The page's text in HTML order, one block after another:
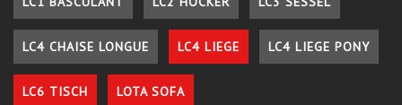
LC4 CHAISE LONGUE LC4 LIEGE LC4 LIEGE PONY
LC6 TISCH LOTA SOFA